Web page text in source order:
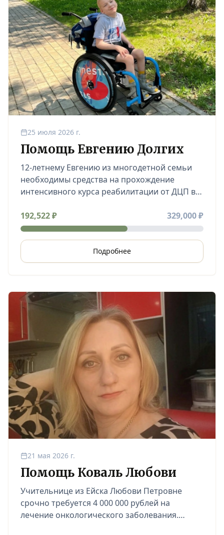
25 июля 2026 г.
Помощь Евгению Долгих
12-летнему Евгению из многодетной семьи
необходимы средства на прохождение
интенсивного курса реабилитации от ДЦП в
192,522₽ 329,000₽
Подробнее
21 мая 2026 г.
Помощь Коваль Любови
Учительнице из Ейска Любови Петровне
срочно требуется 4 000 000 рублей на
лечение онкологического заболевания.